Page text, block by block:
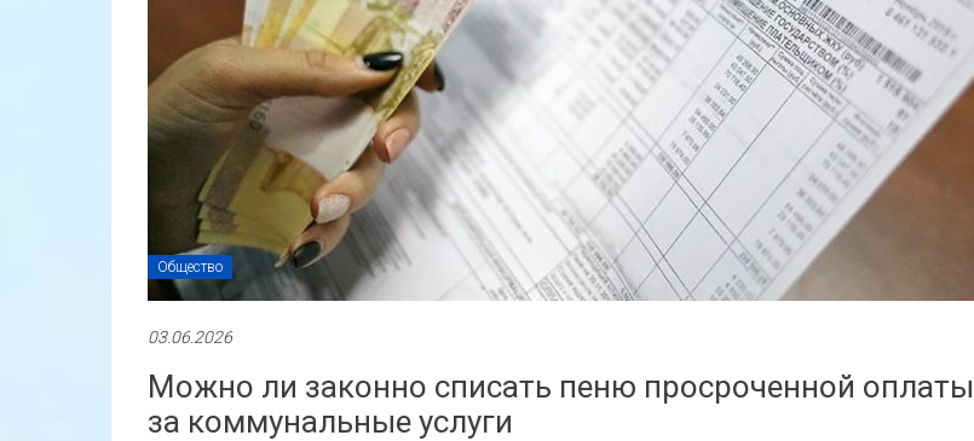
Общество
03.06.2026
Можно ли законно списать пеню просроченной оплаты
за коммунальные услуги